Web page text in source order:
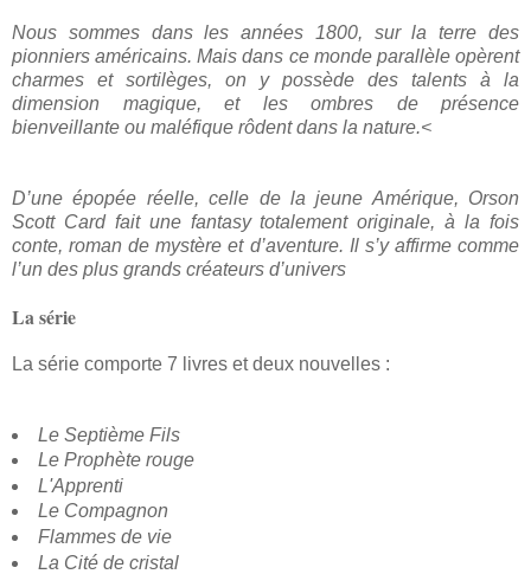
Nous sommes dans les années 1800, sur la terre des
pionniers américains. Mais dans ce monde parallèle opèrent
charmes et sortilèges, on y possède des talents à la
dimension magique, et les ombres de présence
bienveillante ou maléfique rôdent dans la nature.<
D’une épopée réelle, celle de la jeune Amérique, Orson
Scott Card fait une fantasy totalement originale, à la fois
conte, roman de mystère et d’aventure. Il s’y affirme comme
l’un des plus grands créateurs d’univers
La série
La série comporte 7 livres et deux nouvelles :
Le Septième Fils
Le Prophète rouge
L'Apprenti
Le Compagnon
Flammes de vie
La Cité de cristal